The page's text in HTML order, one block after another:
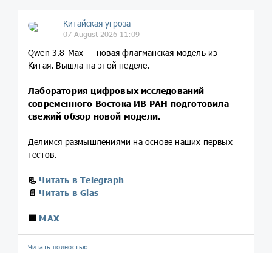
Китайская угроза
07 August 2026 11:09
Qwen 3.8-Max — новая флагманская модель из
Китая. Вышла на этой неделе.
Лаборатория цифровых исследований
современного Востока ИВ РАН подготовила
свежий обзор новой модели.
Делимся размышлениями на основе наших первых
тестов.
📃 Читать в Telegraph
📄 Читать в Glas
🟪 MAX
Читать полностью…